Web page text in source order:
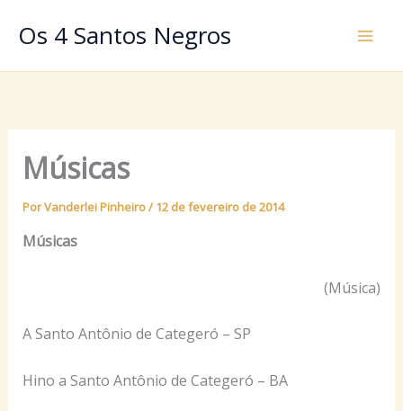
paraOs 4 Santos Negros
Músicas
PorVanderlei Pinheiro/ 12 de fevereiro de 2014
Músicas
(Música)
A Santo Antônio de Categeró – SP
Hino a Santo Antônio de Categeró – BA